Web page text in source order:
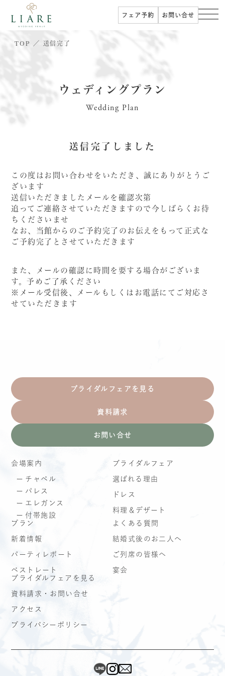
フェア予約 お問い合せ
TOP 送信完了
ウェディングプラン
Wedding Plan
送信完了しました
この度はお問い合わせをいただき、誠にありがとうご
ざいます
送信いただきましたメールを確認次第
追ってご連絡させていただきますので今しばらくお待
ちくださいませ
なお、当館からのご予約完了のお伝えをもって正式な
ご予約完了とさせていただきます
また、メールの確認に時間を要する場合がございま
す。予めご了承ください
※メール受信後、メールもしくはお電話にてご対応さ
せていただきます
ブライダルフェアを見る
資料請求
お問い合せ
会場案内
チャペル
パレス
エレガンス
付帯施設
ブライダルフェア
選ばれる理由
ドレス
料理＆デザート
プラン
新着情報
パーティレポート
ベストレート
よくある質問
結婚式後のお二人へ
ご列席の皆様へ
宴会
ブライダルフェアを見る
資料請求・お問い合せ
アクセス
プライバシーポリシー